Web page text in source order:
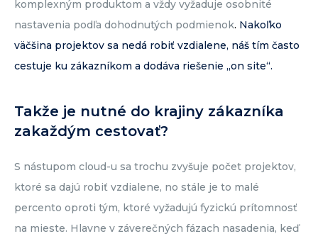
komplexným produktom a vždy vyžaduje osobnité
nastavenia podľa dohodnutých podmienok. Nakoľko
väčšina projektov sa nedá robiť vzdialene, náš tím často
cestuje ku zákazníkom a dodáva riešenie „on site“.
Takže je nutné do krajiny zákazníka
zakaždým cestovať?
S nástupom cloud-u sa trochu zvyšuje počet projektov,
ktoré sa dajú robiť vzdialene, no stále je to malé
percento oproti tým, ktoré vyžadujú fyzickú prítomnosť
na mieste. Hlavne v záverečných fázach nasadenia, keď